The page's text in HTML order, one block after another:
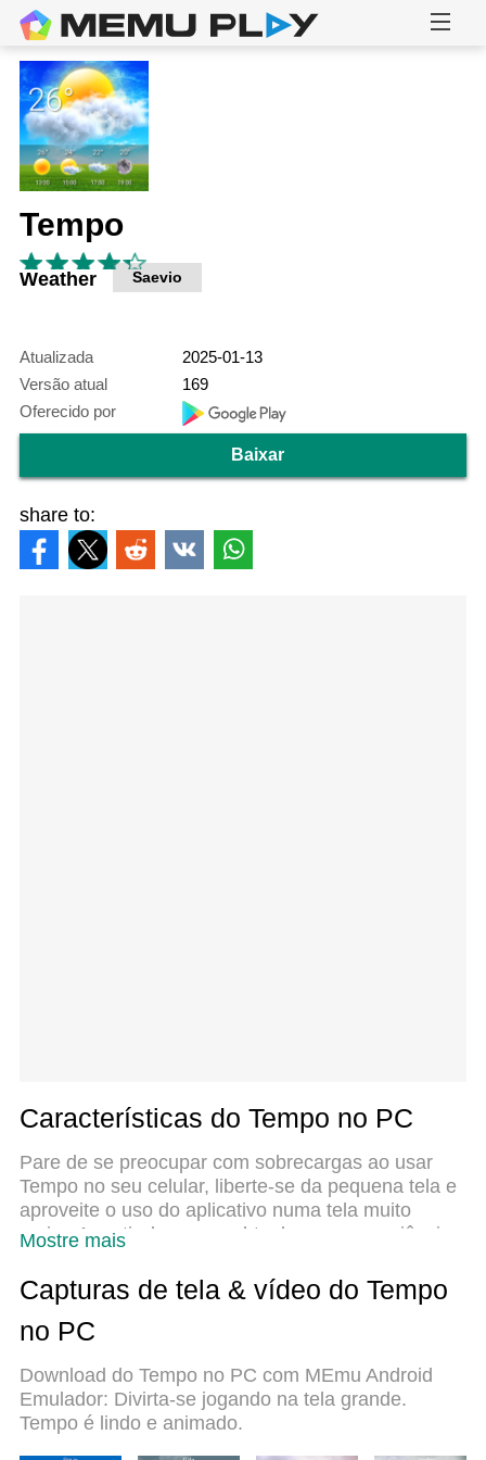
Tempo
Weather Saevio
Atualizada
2025-01-13
Versão atual
169
Oferecido por
Baixar
share to:
Características do Tempo no PC
Pare de se preocupar com sobrecargas ao usar
Tempo no seu celular, liberte-se da pequena tela e
aproveite o uso do aplicativo numa tela muito
maior. A partir de agora, obtenha uma experiência
mouse. O MEmu oferece-lhe todos os recursos
surpreendentes que você esperava: instalação
rápida e configuração fácil, controles intuitivos, sem
chamadas perturbadoras. O novíssimo MEmu 9 é a
melhor opção para usar Tempo no seu computador.
Codificado com a nossa absorção, o gerenciador
Mostre mais
Capturas de tela & vídeo do Tempo
no PC
Download do Tempo no PC com MEmu Android
Emulador: Divirta-se jogando na tela grande.
Tempo é lindo e animado.